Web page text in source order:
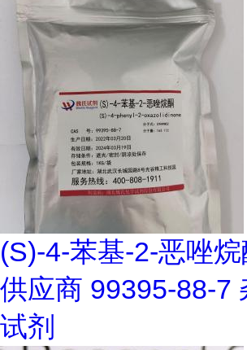
(S)-4-苯基-2-恶唑
供应商 99395-88-7
试剂